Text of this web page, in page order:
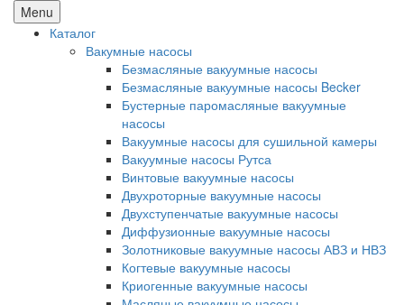
Menu
Каталог
Вакумные насосы
Безмасляные вакуумные насосы
Безмасляные вакуумные насосы Becker
Бустерные паромасляные вакуумные
насосы
Вакуумные насосы для сушильной камеры
Вакуумные насосы Рутса
Винтовые вакуумные насосы
Двухроторные вакуумные насосы
Двухступенчатые вакуумные насосы
Диффузионные вакуумные насосы
Золотниковые вакуумные насосы АВЗ и НВЗ
Когтевые вакуумные насосы
Криогенные вакуумные насосы